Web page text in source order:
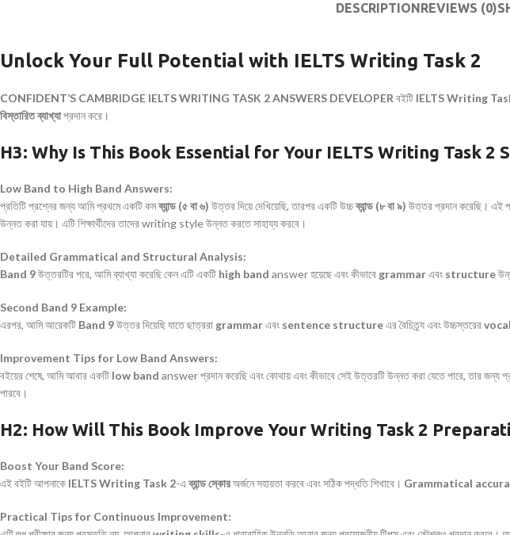
DESCRIPTIONREVIEWS (0)
Unlock Your Full Potential with IELTS Writing Task 2
CONFIDENT’S CAMBRIDGE IELTS WRITING TASK 2 ANSWERS DEVELOPER বইটি IELTS Writing
বিস্তারিত ব্যাখ্যাপ্রদান করে।
H3: Why Is This Book Essential for Your IELTS Writing Task 2
Low Band to High Band Answers:
প্রতিটি প্রশ্নের জন্য আমি প্রথমে একটি কমব্যান্ড (৫ বা ৬) উত্তর দিয়ে দেখিয়েছি, তারপর একটি উচ্চব্যান্ড (৮ বা ৯) উত্তর প্রদান করেছি। এই
উন্নত করা যায়। এটি শিক্ষার্থীদের তাদের writing style উন্নত করতে সাহায্য করবে।
Detailed Grammatical and Structural Analysis:
Band 9উত্তরটির পরে, আমি ব্যাখ্যা করেছি কেন এটি একটি high band answer হয়েছে এবং কীভাবে grammarএবং structure
Second Band 9 Example:
এরপর, আমি আরেকটি Band 9উত্তর দিয়েছি যাতে ছাত্ররা grammarএবং sentence structureএর বৈচিত্র্য এবং উচ্চস্তরের
Improvement Tips for Low Band Answers:
বইয়ের শেষে, আমি আবার একটি low band answer প্রদান করেছি এবং কোথায় এবং কীভাবে সেই উত্তরটি উন্নত করা যেতে পারে, তার জন্য
পারবে।
H2: How Will This Book Improve Your Writing Task 2
Boost Your Band Score:
এই বইটি আপনাকে IELTS Writing Task 2-এব্যান্ড স্কোরঅর্জনে সহায়তা করবে এবং সঠিক পদ্ধতি শিখাবে। Grammatical
Practical Tips for Continuous Improvement: